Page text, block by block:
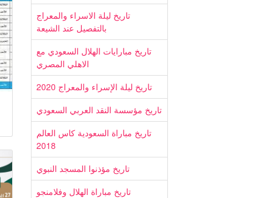
تاريخ ليلة الاسراء والمعراج
بالتفصيل عند الشيعة
تاريخ مبارايات الهلال السعودي مع
الاهلي المصري
تاريخ ليلة الإسراء والمعراج 2020
تاريخ مؤسسة النقد العربي السعودي
تاريخ مباراة السعودية كاس العالم
2018
تاريخ مؤذنوا المسجد النبوي
تاريخ مباراة الهلال وفلامنجو